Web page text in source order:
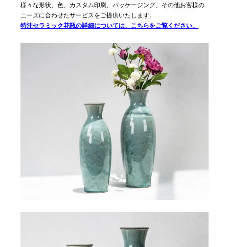
様々な形状、色、カスタム印刷、パッケージング、その他お客様の
ニーズに合わせたサービスをご提供いたします。
特注セラミック花瓶の詳細については、こちらをご覧ください。